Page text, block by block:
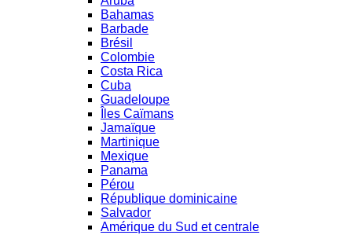
Bahamas
Barbade
Brésil
Colombie
Costa Rica
Cuba
Guadeloupe
Îles Caïmans
Jamaïque
Martinique
Mexique
Panama
Pérou
République dominicaine
Salvador
Amérique du Sud et centrale